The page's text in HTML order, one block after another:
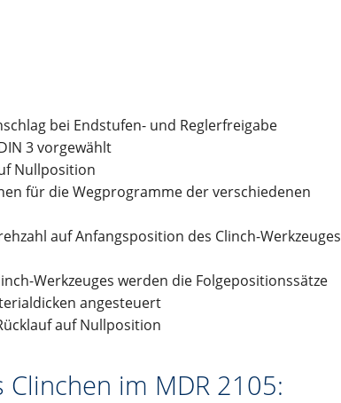
bei Endstufen- und Reglerfreigabe
3 vorgewählt
Nullposition
für die Wegprogramme der verschiedenen
auf Anfangsposition des Clinch-Werkzeuges
Werkzeuges werden die Folgepositionssätze
angesteuert
auf Nullposition
im MDR 2105: